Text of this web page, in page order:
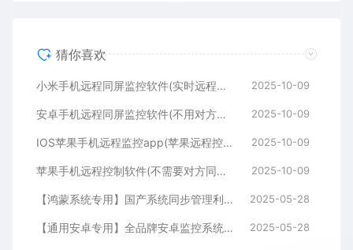
猜你喜欢
小米手机远程同屏监控软件(实时远程控制小米手机屏幕) 2025-10-09
安卓手机远程同屏监控软件(不用对方同意安装的安卓系统远程控制APP) 2025-10-09
IOS苹果手机远程监控app(苹果远程控制软件安装下载) 2025-10-09
苹果手机远程控制软件(不需要对方同意授权的iPhone苹果同屏监控APP下载) 2025-10-09
【鸿蒙系统专用】国产系统同步管理利器｜专属适配华为全生态 2025-05-28
【通用安卓专用】全品牌安卓监控系统｜全能同步，无需ROOT 2025-05-28